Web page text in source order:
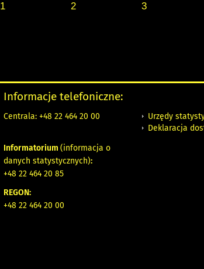
1 2 3
Informacje telefoniczne:
Centrala: +48 22 464 20 00
Informatorium (informacja o
danych statystycznych):
+48 22 464 20 85
REGON:
+48 22 464 20 00
Urzędy
Deklaracja